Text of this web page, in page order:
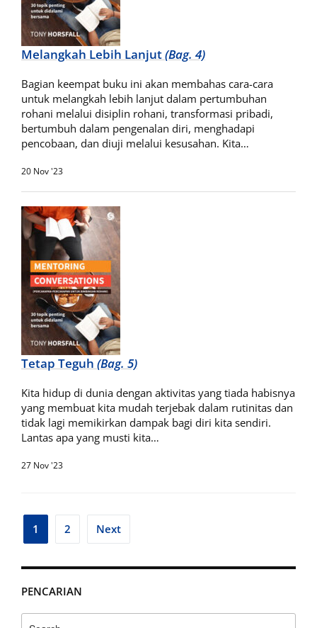
Melangkah Lebih Lanjut(Bag. 4)
Bagian keempat buku ini akan membahas cara-cara
untuk melangkah lebih lanjut dalam pertumbuhan
rohani melalui disiplin rohani, transformasi pribadi,
bertumbuh dalam pengenalan diri, menghadapi
pencobaan, dan diuji melalui kesusahan. Kita…
20 Nov '23
Tetap Teguh (Bag. 5)
Kita hidup di dunia dengan aktivitas yang tiada habisnya
yang membuat kita mudah terjebak dalam rutinitas dan
tidak lagi memikirkan dampak bagi diri kita sendiri.
Lantas apa yang musti kita…
27 Nov '23
Posts
1 2 Next
PENCARIAN